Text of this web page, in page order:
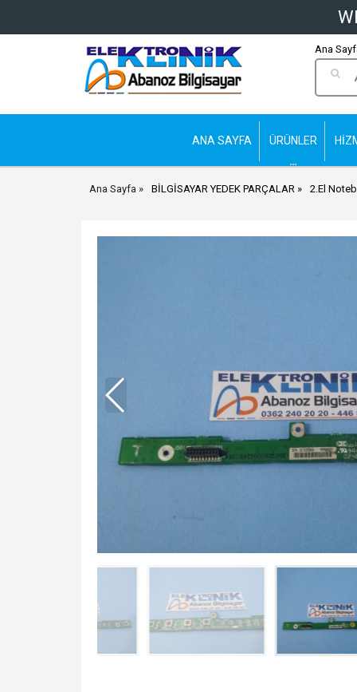
Ana
ANA SAYFA ÜRÜNLER
Ana Sayfa BİLGİSAYAR YEDEK PARÇALAR 2.El